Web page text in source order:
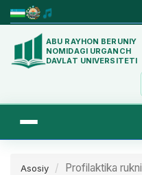
ABU RAYHON BERUNIY
NOMIDAGI URGANCH
DAVLAT UNIVERSITETI
Asosiy Profilaktika rukni